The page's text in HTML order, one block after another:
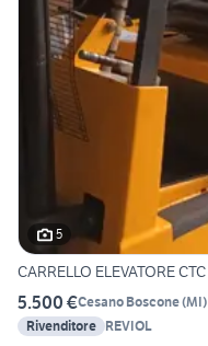
5
CARRELLO ELEVATORE
5.500 €Cesano Boscone(MI)
Rivenditore REVIOL